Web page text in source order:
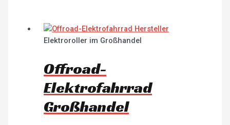
Elektroroller im Großhandel
Offroad-
Elektrofahrrad
Großhandel